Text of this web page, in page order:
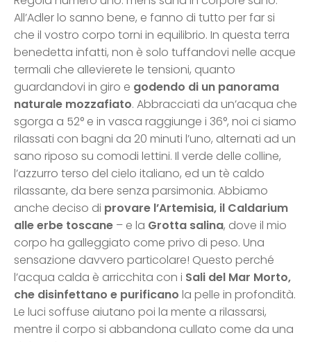
All’Adler lo sanno bene, e fanno di tutto per far si
che il vostro corpo torni in equilibrio. In questa terra
benedetta infatti, non è solo tuffandovi nelle acque
termali che allevierete le tensioni, quanto
guardandovi in giro e godendo di un panorama
naturale mozzafiato. Abbracciati da un’acqua che
sgorga a 52° e in vasca raggiunge i 36°, noi ci siamo
rilassati con bagni da 20 minuti l’uno, alternati ad un
sano riposo su comodi lettini. Il verde delle colline,
l’azzurro terso del cielo italiano, ed un tè caldo
rilassante, da bere senza parsimonia. Abbiamo
anche deciso di provare l’Artemisia, il Caldarium
alle erbe toscane – e la Grotta salina, dove il mio
corpo ha galleggiato come privo di peso. Una
sensazione davvero particolare! Questo perché
l’acqua calda è arricchita con i Sali del Mar Morto,
che disinfettano e purificano la pelle in profondità.
Le luci soffuse aiutano poi la mente a rilassarsi,
mentre il corpo si abbandona cullato come da una